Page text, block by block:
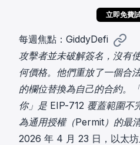
立即免費
每週焦點：GiddyDefi
攻擊者並未破解簽名，沒有
何價格。他們重放了一個合
的欄位替換為自己的合約。
你」是 EIP-712 覆蓋範圍不
為通用授權（Permit）的最清
2026 年 4 月 23 日，以太